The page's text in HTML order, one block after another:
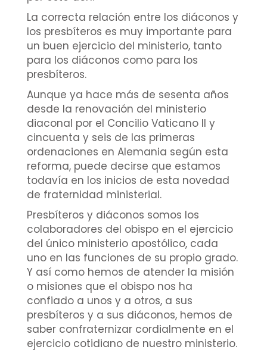
La correcta relación entre los diáconos y
los presbíteros es muy importante para
un buen ejercicio del ministerio, tanto
para los diáconos como para los
presbíteros.
Aunque ya hace más de sesenta años
desde la renovación del ministerio
diaconal por el Concilio Vaticano II y
cincuenta y seis de las primeras
ordenaciones en Alemania según esta
reforma, puede decirse que estamos
todavía en los inicios de esta novedad
de fraternidad ministerial.
Presbíteros y diáconos somos los
colaboradores del obispo en el ejercicio
del único ministerio apostólico, cada
uno en las funciones de su propio grado.
Y así como hemos de atender la misión
o misiones que el obispo nos ha
confiado a unos y a otros, a sus
presbíteros y a sus diáconos, hemos de
saber confraternizar cordialmente en el
ejercicio cotidiano de nuestro ministerio.